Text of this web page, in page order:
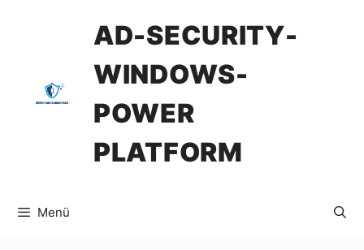
AD-SECURITY-
WINDOWS-
POWER
PLATFORM
Menü